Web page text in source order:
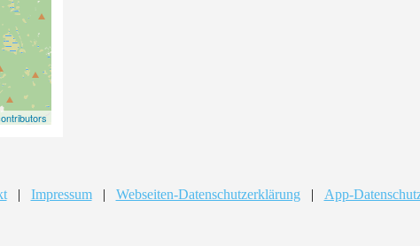
| Impressum | Webseiten-Datenschutzerklärung | App-